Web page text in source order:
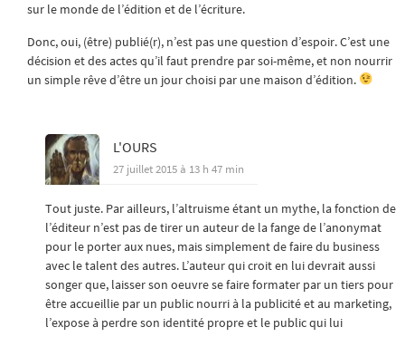
sur le monde de l’édition et de l’écriture.
Donc, oui, (être) publié(r), n’est pas une question d’espoir. C’est une
décision et des actes qu’il faut prendre par soi-même, et non nourrir
un simple rêve d’être un jour choisi par une maison d’édition.
L'OURS
27 juillet 2015 à 13 h 47 min
Tout juste. Par ailleurs, l’altruisme étant un mythe, la fonction de
l’éditeur n’est pas de tirer un auteur de la fange de l’anonymat
pour le porter aux nues, mais simplement de faire du business
avec le talent des autres. L’auteur qui croit en lui devrait aussi
songer que, laisser son oeuvre se faire formater par un tiers pour
être accueillie par un public nourri à la publicité et au marketing,
l’expose à perdre son identité propre et le public qui lui